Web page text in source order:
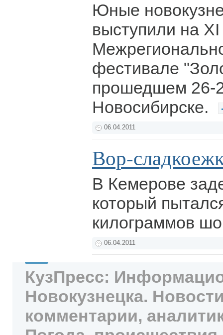
Юные
выступили на ХI
фестивале
прошедшем 26-
Новосибирске.
06.04.2011
Вор-
В Кемерове
который
килограммов
06.04.2011
КузПресс:
Новокузнецка.
комментарии,